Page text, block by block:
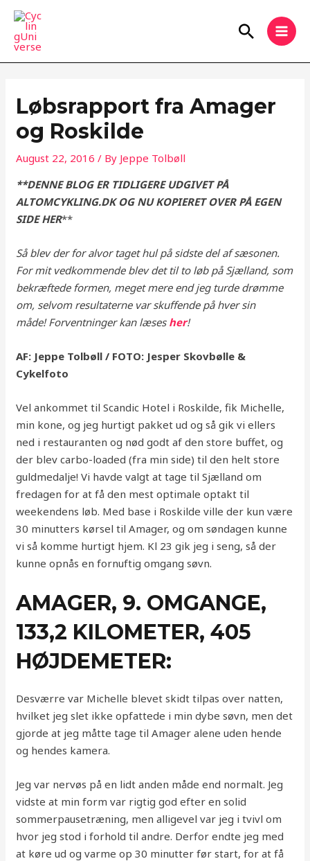
Skip
content
Search
Løbsrapport fra Amager
og Roskilde
August 22, 2016/ By Jeppe Tolbøll
**DENNE BLOG ER TIDLIGERE UDGIVET PÅ
ALTOMCYKLING.DK OG NU KOPIERET OVER PÅ EGEN
SIDE HER**
Så blev der for alvor taget hul på sidste del af sæsonen.
For mit vedkommende blev det til to løb på Sjælland, som
bekræftede formen, meget mere end jeg turde drømme
om, selvom resultaterne var skuffende på hver sin
måde!Forventninger kan læses her!
AF: Jeppe Tolbøll / FOTO: Jesper Skovbølle &
Cykelfoto
Vel ankommet til Scandic Hotel i Roskilde, fik Michelle,
min kone, og jeg hurtigt pakket ud og så gik vi ellers
ned i restauranten og nød godt af den store buffet, og
der blev carbo-loaded (fra min side) til den helt store
guldmedalje! Vi havde valgt at tage til Sjælland om
fredagen for at få den mest optimale optakt til
weekendens løb. Med base i Roskilde ville der kun være
30 minutters kørsel til Amager, og om søndagen kunne
vi så komme hurtigt hjem. Kl 23 gik jeg i seng, så der
kunne opnås en fornuftig omgang søvn.
AMAGER, 9. OMGANGE,
133,2 KILOMETER, 405
HØJDEMETER:
Desværre var Michelle blevet skidt tilpas over natten,
hvilket jeg slet ikke opfattede i min dybe søvn, men det
gjorde at jeg måtte tage til Amager alene uden hende
og hendes kamera.
Jeg var nervøs på en lidt anden måde end normalt. Jeg
vidste at min form var rigtig god efter en solid
sommerpausetræning, men alligevel var jeg i tvivl om
hvor jeg stod i forhold til andre. Derfor endte jeg med
at køre ud og varme op 30 minutter før start, for at få